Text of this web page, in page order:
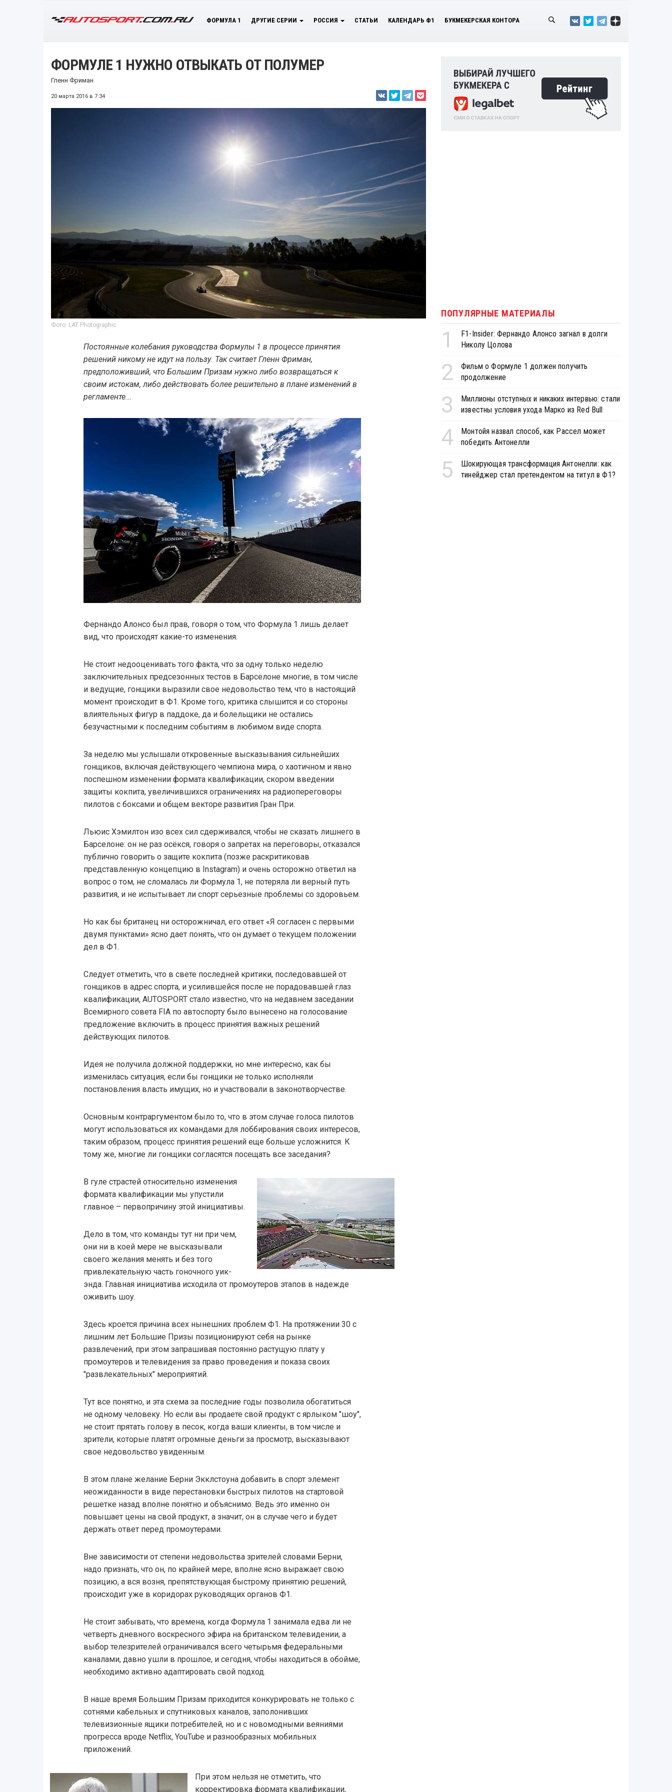
ФОРМУЛА 1 ДРУГИЕ СЕРИИ РОССИЯ СТАТЬИ КАЛЕНДАРЬ Ф1 БУКМЕКЕРСКАЯ КОНТОРА
ФОРМУЛЕ 1 НУЖНО ОТВЫКАТЬ ОТ ПОЛУМЕР
Гленн Фриман
20 марта 2016 в 7:34
Фото: LAT Photographic
Постоянные колебания руководства Формулы 1 в процессе принятия
решений никому не идут на пользу. Так считает Гленн Фриман,
предположивший, что Большим Призам нужно либо возвращаться к
своим истокам, либо действовать более решительно в плане изменений в
регламенте...
Фернандо Алонсо был прав, говоря о том, что Формула 1 лишь делает
вид, что происходят какие-то изменения.
Не стоит недооценивать того факта, что за одну только неделю
заключительных предсезонных тестов в Барселоне многие, в том числе
и ведущие, гонщики выразили свое недовольство тем, что в настоящий
момент происходит в Ф1. Кроме того, критика слышится и со стороны
влиятельных фигур в паддоке, да и болельщики не остались
безучастными к последним событиям в любимом виде спорта.
За неделю мы услышали откровенные высказывания сильнейших
гонщиков, включая действующего чемпиона мира, о хаотичном и явно
поспешном изменении формата квалификации, скором введении
защиты кокпита, увеличившихся ограничениях на радиопереговоры
пилотов с боксами и общем векторе развития Гран При.
Льюис Хэмилтон изо всех сил сдерживался, чтобы не сказать лишнего в
Барселоне: он не раз осёкся, говоря о запретах на переговоры, отказался
публично говорить о защите кокпита (позже раскритиковав
представленную концепцию в Instagram) и очень осторожно ответил на
вопрос о том, не сломалась ли Формула 1, не потеряла ли верный путь
развития, и не испытывает ли спорт серьезные проблемы со здоровьем.
Но как бы британец ни осторожничал, его ответ «Я согласен с первыми
двумя пунктами» ясно дает понять, что он думает о текущем положении
дел в Ф1.
Следует отметить, что в свете последней критики, последовавшей от
гонщиков в адрес спорта, и усилившейся после не порадовавшей глаз
квалификации, AUTOSPORT стало известно, что на недавнем заседании
Всемирного совета FIA по автоспорту было вынесено на голосование
предложение включить в процесс принятия важных решений
действующих пилотов.
Идея не получила должной поддержки, но мне интересно, как бы
изменилась ситуация, если бы гонщики не только исполняли
постановления власть имущих, но и участвовали в законотворчестве.
Основным контраргументом было то, что в этом случае голоса пилотов
могут использоваться их командами для лоббирования своих интересов,
таким образом, процесс принятия решений еще больше усложнится. К
тому же, многие ли гонщики согласятся посещать все заседания?
В гуле страстей относительно изменения
формата квалификации мы упустили
главное – первопричину этой инициативы.
Дело в том, что команды тут ни при чем,
они ни в коей мере не высказывали
своего желания менять и без того
привлекательную часть гоночного уик-
энда. Главная инициатива исходила от промоутеров этапов в надежде
оживить шоу.
Здесь кроется причина всех нынешних проблем Ф1. На протяжении 30 с
лишним лет Большие Призы позиционируют себя на рынке
развлечений, при этом запрашивая постоянно растущую плату у
промоутеров и телевидения за право проведения и показа своих
"развлекательных" мероприятий.
Тут все понятно, и эта схема за последние годы позволила обогатиться
не одному человеку. Но если вы продаете свой продукт с ярлыком "шоу",
не стоит прятать голову в песок, когда ваши клиенты, в том числе и
зрители, которые платят огромные деньги за просмотр, высказывают
свое недовольство увиденным.
В этом плане желание Берни Экклстоуна добавить в спорт элемент
неожиданности в виде перестановки быстрых пилотов на стартовой
решетке назад вполне понятно и объяснимо. Ведь это именно он
повышает цены на свой продукт, а значит, он в случае чего и будет
держать ответ перед промоутерами.
Вне зависимости от степени недовольства зрителей словами Берни,
надо признать, что он, по крайней мере, вполне ясно выражает свою
позицию, а вся возня, препятствующая быстрому принятию решений,
происходит уже в коридорах руководящих органов Ф1.
Не стоит забывать, что времена, когда Формула 1 занимала едва ли не
четверть дневного воскресного эфира на британском телевидении, а
выбор телезрителей ограничивался всего четырьмя федеральными
каналами, давно ушли в прошлое, и сегодня, чтобы находиться в обойме,
необходимо активно адаптировать свой подход.
В наше время Большим Призам приходится конкурировать не только с
сотнями кабельных и спутниковых каналов, заполонивших
телевизионные ящики потребителей, но и с новомодными веяниями
прогресса вроде Netflix, YouTube и разнообразных мобильных
приложений.
При этом нельзя не отметить, что
корректировка формата квалификации,
ПОПУЛЯРНЫЕ МАТЕРИАЛЫ
1
F1-Insider: Фернандо Алонсо загнал в долги
Николу Цолова
2
Фильм о Формуле 1 должен получить
продолжение
3
Миллионы отступных и никаких интервью: стали
известны условия ухода Марко из Red Bull
4
Монтойя назвал способ, как Рассел может
победить Антонелли
5
Шокирующая трансформация Антонелли: как
тинейджер стал претендентом на титул в Ф1?